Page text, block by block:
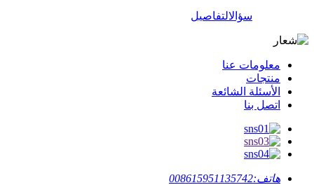
سؤالالتفاصيل
معلومات عنا
منتجات
الأسئلة الشائعة
اتصل بنا
هاتف:008615951135742